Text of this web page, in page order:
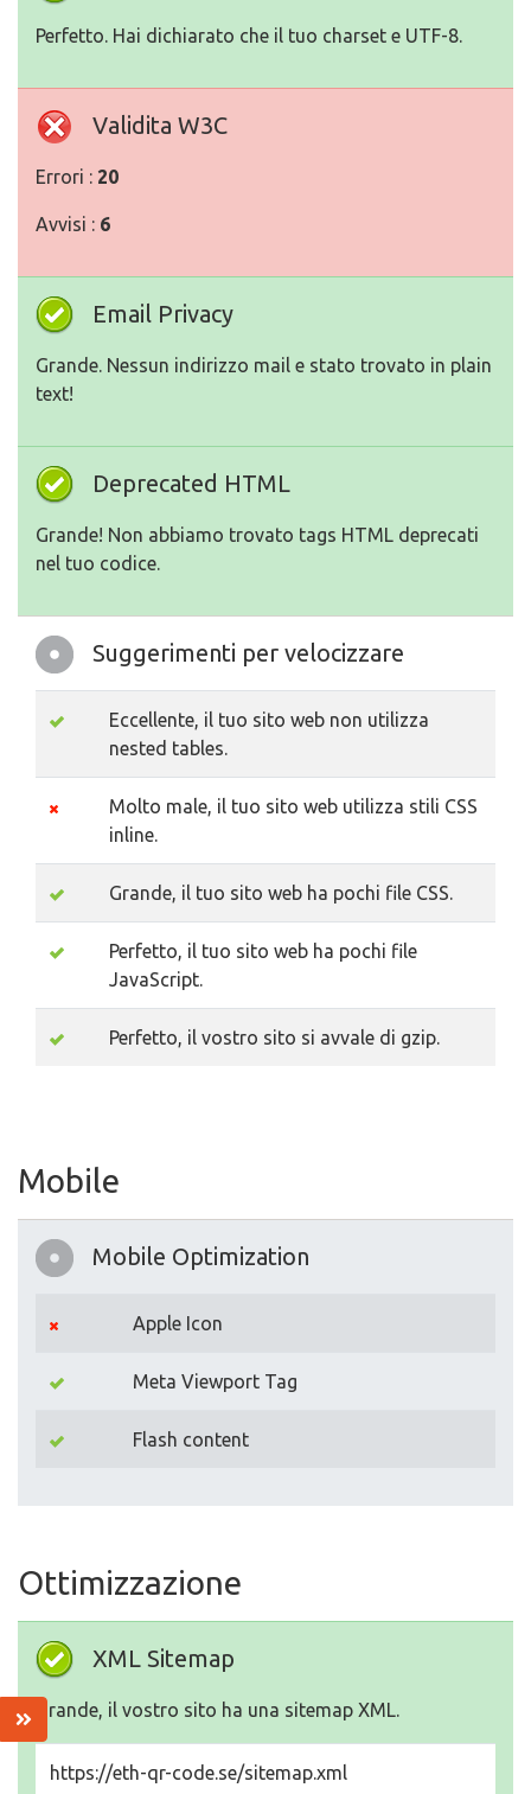
Perfetto. Hai dichiarato che il tuo charset e UTF-8.
Validita W3C
Errori : 20
Avvisi : 6
Email Privacy
Grande. Nessun indirizzo mail e stato trovato in plain
text!
Deprecated HTML
Grande! Non abbiamo trovato tags HTML deprecati
nel tuo codice.
Suggerimenti per velocizzare
Eccellente, il tuo sito web non utilizza
nested tables.
Molto male, il tuo sito web utilizza stili CSS
inline.
Grande, il tuo sito web ha pochi file CSS.
Perfetto, il tuo sito web ha pochi file
JavaScript.
Perfetto, il vostro sito si avvale di gzip.
Mobile
Mobile Optimization
Apple Icon
Meta Viewport Tag
Flash content
Ottimizzazione
XML Sitemap
Grande, il vostro sito ha una sitemap XML.
https://eth-qr-code.se/sitemap.xml